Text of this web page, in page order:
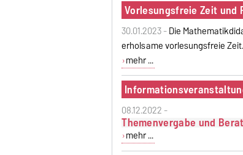
Vorlesungsfreie Zeit und
30.01.2023 -Die
erholsame vorlesungsfreie Zeit.
mehr ...
08.12.2022 -
Themenvergabe und
mehr ...